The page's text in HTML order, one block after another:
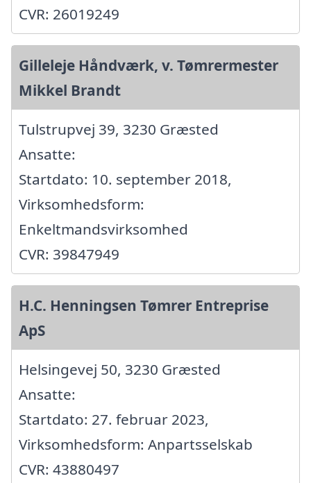
CVR: 26019249
Gilleleje Håndværk, v. Tømrermester
Mikkel Brandt
Tulstrupvej 39, 3230 Græsted
Ansatte:
Startdato: 10. september 2018,
Virksomhedsform:
Enkeltmandsvirksomhed
CVR: 39847949
H.C. Henningsen Tømrer Entreprise
ApS
Helsingevej 50, 3230 Græsted
Ansatte:
Startdato: 27. februar 2023,
Virksomhedsform: Anpartsselskab
CVR: 43880497